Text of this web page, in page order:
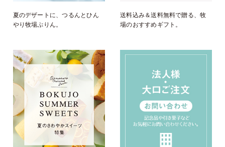
夏のデザートに、つるんとひん
やり牧場ぷりん。
送料込み＆送料無料で贈る、牧
場のおすすめギフト。